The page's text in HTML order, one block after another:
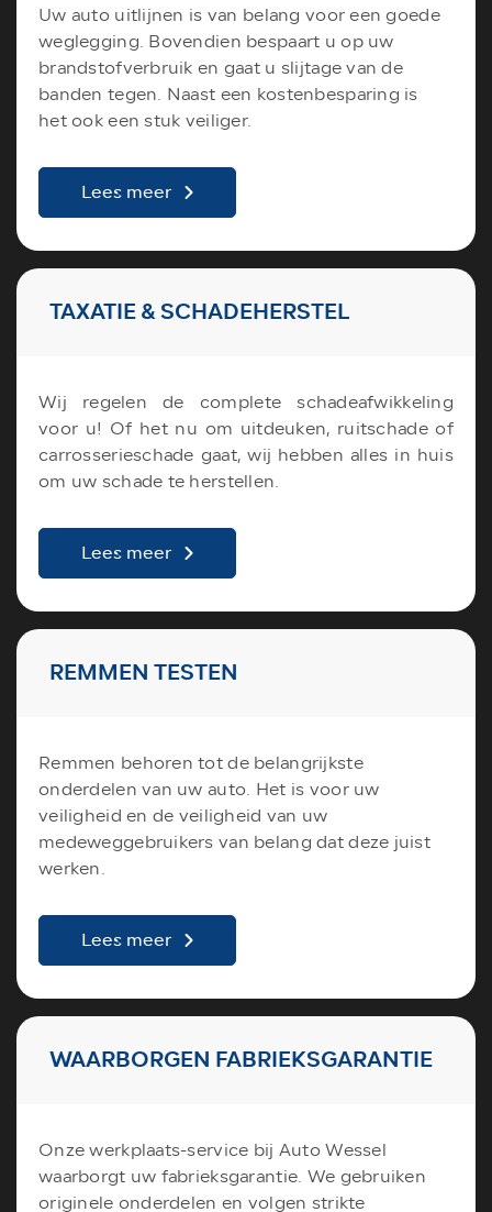
Uw auto uitlijnen is van belang voor een goede
weglegging. Bovendien bespaart u op uw
brandstofverbruik en gaat u slijtage van de
banden tegen. Naast een kostenbesparing is
het ook een stuk veiliger.
Lees meer
TAXATIE & SCHADEHERSTEL
Wij regelen de complete schadeafwikkeling
voor u! Of het nu om uitdeuken, ruitschade of
carrosserieschade gaat, wij hebben alles in huis
om uw schade te herstellen.
Lees meer
REMMEN TESTEN
Remmen behoren tot de belangrijkste
onderdelen van uw auto. Het is voor uw
veiligheid en de veiligheid van uw
medeweggebruikers van belang dat deze juist
werken.
Lees meer
WAARBORGEN FABRIEKSGARANTIE
Onze werkplaats-service bij Auto Wessel
waarborgt uw fabrieksgarantie. We gebruiken
originele onderdelen en volgen strikte